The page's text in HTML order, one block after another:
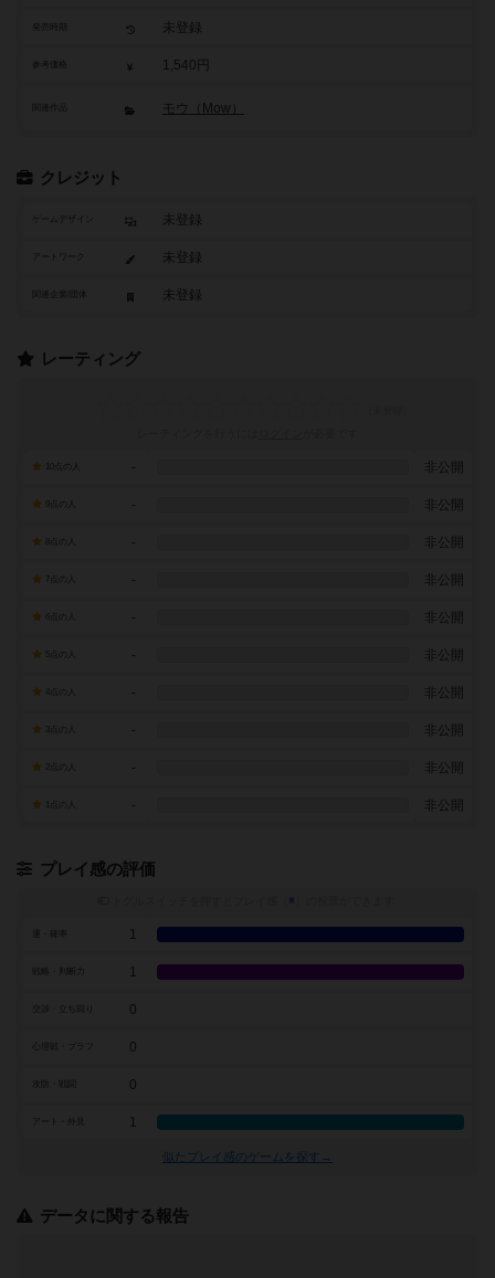
未登録
参考価格 1,540円
関連作品 モウ（Mow）
クレジット
ゲームデザイン 未登録
アートワーク 未登録
未登録
レーティング
- 非公開
- 非公開
- 非公開
7点の人 - 非公開
- 非公開
- 非公開
- 非公開
- 非公開
- 非公開
- 非公開
プレイ感の評価
※
1
戦略・判断力 1
0
0
0
アート・外見 1
似たプレイ感のゲームを探す→
データに関する報告